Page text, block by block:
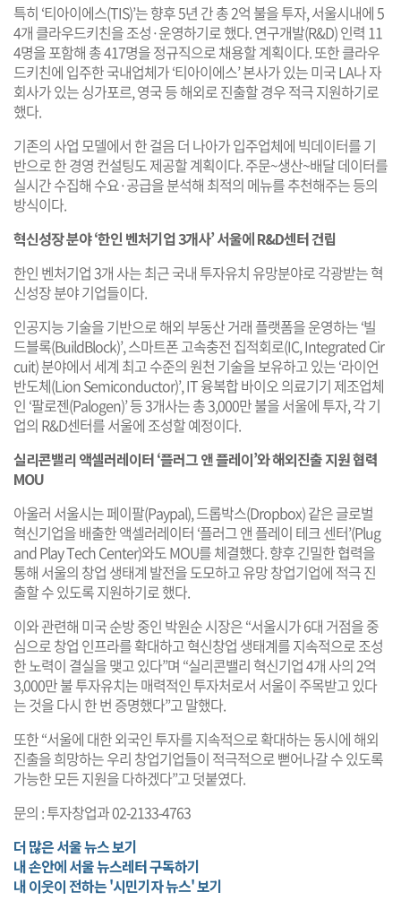
특히 ‘티아이에스(TIS)’는 향후 5년 간 총 2억 불을 투자, 서울시내에 5
4개 클라우드키친을 조성·운영하기로 했다. 연구개발(R&D) 인력 11
4명을 포함해 총 417명을 정규직으로 채용할 계획이다. 또한 클라우
드키친에 입주한 국내업체가 ‘티아이에스’ 본사가 있는 미국 LA나 자
회사가 있는 싱가포르, 영국 등 해외로 진출할 경우 적극 지원하기로
했다.
기존의 사업 모델에서 한 걸음 더 나아가 입주업체에 빅데이터를 기
반으로 한 경영 컨설팅도 제공할 계획이다. 주문~생산~배달 데이터를
실시간 수집해 수요·공급을 분석해 최적의 메뉴를 추천해주는 등의
방식이다.
혁신성장 분야 ‘한인 벤처기업 3개사’ 서울에 R&D센터 건립
한인 벤처기업 3개 사는 최근 국내 투자유치 유망분야로 각광받는 혁
신성장 분야 기업들이다.
인공지능 기술을 기반으로 해외 부동산 거래 플랫폼을 운영하는 ‘빌
드블록(BuildBlock)’, 스마트폰 고속충전 집적회로(IC, Integrated Cir
cuit) 분야에서 세계 최고 수준의 원천 기술을 보유하고 있는 ‘라이언
반도체(Lion Semiconductor)’, IT 융복합 바이오 의료기기 제조업체
인 ‘팔로젠(Palogen)’ 등 3개사는 총 3,000만 불을 서울에 투자, 각 기
업의 R&D센터를 서울에 조성할 예정이다.
실리콘밸리 액셀러레이터 ‘플러그 앤 플레이’와 해외진출 지원 협력
MOU
아울러 서울시는 페이팔(Paypal), 드롭박스(Dropbox) 같은 글로벌
혁신기업을 배출한 액셀러레이터 ‘플러그 앤 플레이 테크 센터’(Plug
and Play Tech Center)와도 MOU를 체결했다. 향후 긴밀한 협력을
통해 서울의 창업 생태계 발전을 도모하고 유망 창업기업에 적극 진
출할 수 있도록 지원하기로 했다.
이와 관련해 미국 순방 중인 박원순 시장은 “서울시가 6대 거점을 중
심으로 창업 인프라를 확대하고 혁신창업 생태계를 지속적으로 조성
한 노력이 결실을 맺고 있다”며 “실리콘밸리 혁신기업 4개 사의 2억
3,000만 불 투자유치는 매력적인 투자처로서 서울이 주목받고 있다
는 것을 다시 한 번 증명했다”고 말했다.
또한 “서울에 대한 외국인 투자를 지속적으로 확대하는 동시에 해외
진출을 희망하는 우리 창업기업들이 적극적으로 뻗어나갈 수 있도록
가능한 모든 지원을 다하겠다”고 덧붙였다.
문의 : 투자창업과 02-2133-4763
더 많은 서울 뉴스 보기
내 손안에 서울 뉴스레터 구독하기
내 이웃이 전하는 '시민기자 뉴스' 보기